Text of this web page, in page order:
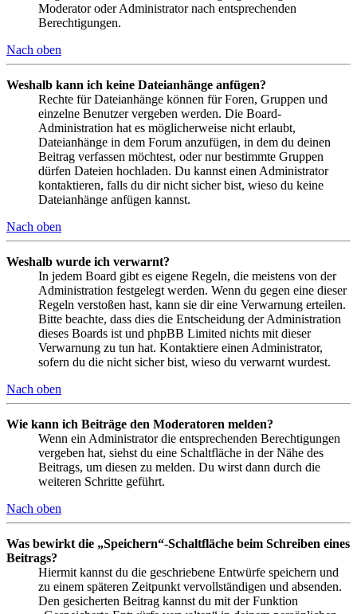
Moderator oder Administrator nach entsprechenden
Berechtigungen.
Nach oben
Weshalb kann ich keine Dateianhänge anfügen?
Rechte für Dateianhänge können für Foren, Gruppen und
einzelne Benutzer vergeben werden. Die Board-
Administration hat es möglicherweise nicht erlaubt,
Dateianhänge in dem Forum anzufügen, in dem du deinen
Beitrag verfassen möchtest, oder nur bestimmte Gruppen
dürfen Dateien hochladen. Du kannst einen Administrator
kontaktieren, falls du dir nicht sicher bist, wieso du keine
Dateianhänge anfügen kannst.
Nach oben
Weshalb wurde ich verwarnt?
In jedem Board gibt es eigene Regeln, die meistens von der
Administration festgelegt werden. Wenn du gegen eine dieser
Regeln verstoßen hast, kann sie dir eine Verwarnung erteilen.
Bitte beachte, dass dies die Entscheidung der Administration
dieses Boards ist und phpBB Limited nichts mit dieser
Verwarnung zu tun hat. Kontaktiere einen Administrator,
sofern du die nicht sicher bist, wieso du verwarnt wurdest.
Nach oben
Wie kann ich Beiträge den Moderatoren melden?
Wenn ein Administrator die entsprechenden Berechtigungen
vergeben hat, siehst du eine Schaltfläche in der Nähe des
Beitrags, um diesen zu melden. Du wirst dann durch die
weiteren Schritte geführt.
Nach oben
Was bewirkt die „Speichern“-Schaltfläche beim Schreiben eines
Beitrags?
Hiermit kannst du die geschriebene Entwürfe speichern und
zu einem späteren Zeitpunkt vervollständigen und absenden.
Den gesicherten Beitrag kannst du mit der Funktion